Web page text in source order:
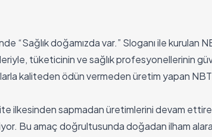
“Sağlık doğamızda var.” Sloganı ile kurulan
tüketicinin ve sağlık profesyonellerinin
kaliteden ödün vermeden üretim yapan NBT
ilkesinden sapmadan üretimlerini devam
Bu amaç doğrultusunda doğadan ilham